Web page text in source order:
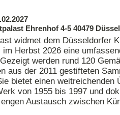
Ehrenhof 4-5 40479
widmet dem Düsseldorfer
im Herbst 2026 eine
werden rund 120
aus der 2011 gestifteten
bietet einen weitreichenden
von 1955 bis 1997 und
Austausch zwischen